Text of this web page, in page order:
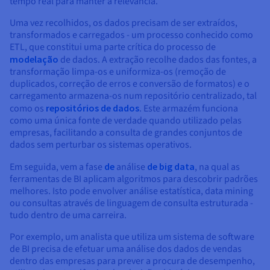
Uma vez recolhidos, os dados precisam de ser extraídos,
transformados e carregados - um processo conhecido como
ETL, que constitui uma parte crítica do processo de
modelação de dados. A extração recolhe dados das fontes, a
transformação limpa-os e uniformiza-os (remoção de
duplicados, correção de erros e conversão de formatos) e o
carregamento armazena-os num repositório centralizado, tal
como os repositórios de dados. Este armazém funciona
como uma única fonte de verdade quando utilizado pelas
empresas, facilitando a consulta de grandes conjuntos de
dados sem perturbar os sistemas operativos.
Em seguida, vem a fase de análise de big data, na qual as
ferramentas de BI aplicam algoritmos para descobrir padrões
melhores. Isto pode envolver análise estatística, data mining
ou consultas através de linguagem de consulta estruturada -
tudo dentro de uma carreira.
Por exemplo, um analista que utiliza um sistema de software
de BI precisa de efetuar uma análise dos dados de vendas
dentro das empresas para prever a procura de desempenho,